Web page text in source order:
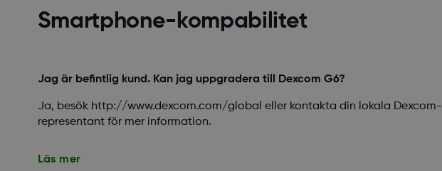
Smartphone-kompabilitet
Jag är befintlig kund. Kan jag uppgradera till Dexcom G6?
Ja, besök http://www.dexcom.com/global eller kontakta din lokala Dexcom-
representant för mer information.
Läs mer